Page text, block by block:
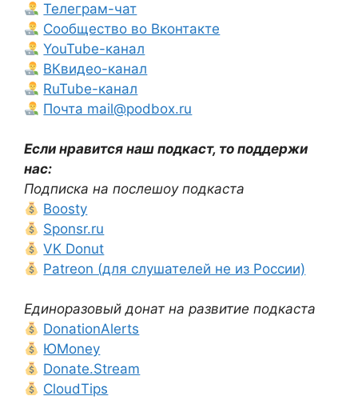
Телеграм-чат
Сообщество во Вконтакте
YouTube-канал
ВКвидео-канал
RuTube-канал
Почта mail@podbox.ru
Если нравится наш подкаст, то поддержи
нас:
Подписка на послешоу подкаста
Boosty
Sponsr.ru
VK Donut
Patreon (для слушателей не из России)
Единоразовый донат на развитие подкаста
DonationAlerts
ЮMoney
Donate.Stream
CloudTips